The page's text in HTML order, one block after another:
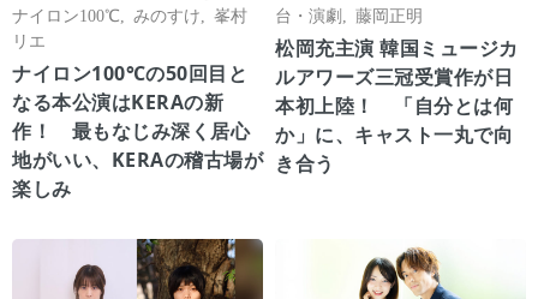
ナイロン100℃
みのすけ
峯村
リエ
ナイロン100℃の50回目と
なる本公演はKERAの新
作！ 最もなじみ深く居心
地がいい、KERAの稽古場が
楽しみ
台・演劇
藤岡正明
松岡充主演 韓国ミュージカ
ルアワーズ三冠受賞作が日
本初上陸！ 「自分とは何
か」に、キャスト一丸で向
き合う